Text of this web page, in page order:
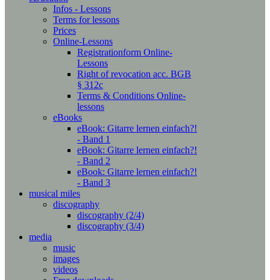
Infos - Lessons
Terms for lessons
Prices
Online-Lessons
Registrationform Online-
Lessons
Right of revocation acc. BGB
§ 312c
Terms & Conditions Online-
lessons
eBooks
eBook: Gitarre lernen einfach?!
- Band 1
eBook: Gitarre lernen einfach?!
- Band 2
eBook: Gitarre lernen einfach?!
- Band 3
musical miles
discography
discography (2/4)
discography (3/4)
media
music
images
videos